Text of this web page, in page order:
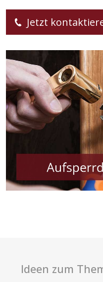
Jetzt
Ideen zum